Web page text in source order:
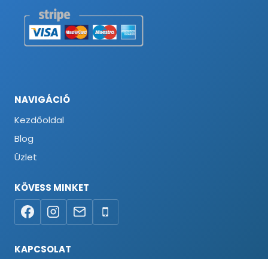
NAVIGÁCIÓ
Kezdőoldal
Blog
Üzlet
KÖVESS MINKET
KAPCSOLAT